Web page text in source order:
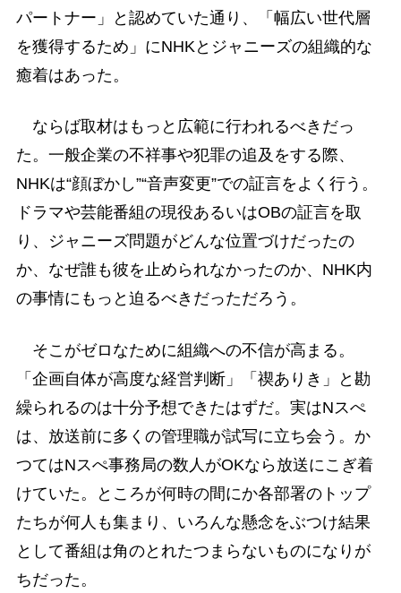
パートナー」と認めていた通り、「幅広い世代層
を獲得するため」にNHKとジャニーズの組織的な
癒着はあった。
ならば取材はもっと広範に行われるべきだっ
た。一般企業の不祥事や犯罪の追及をする際、
NHKは“顔ぼかし”“音声変更”での証言をよく行う。
ドラマや芸能番組の現役あるいはOBの証言を取
り、ジャニーズ問題がどんな位置づけだったの
か、なぜ誰も彼を止められなかったのか、NHK内
の事情にもっと迫るべきだっただろう。
そこがゼロなために組織への不信が高まる。
「企画自体が高度な経営判断」「禊ありき」と勘
繰られるのは十分予想できたはずだ。実はNスぺ
は、放送前に多くの管理職が試写に立ち会う。か
つてはNスぺ事務局の数人がOKなら放送にこぎ着
けていた。ところが何時の間にか各部署のトップ
たちが何人も集まり、いろんな懸念をぶつけ結果
として番組は角のとれたつまらないものになりが
ちだった。